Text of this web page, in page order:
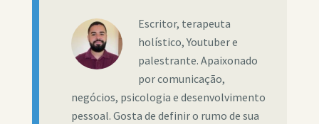
Escritor, terapeuta
holístico, Youtuber e
palestrante. Apaixonado
por comunicação,
negócios, psicologia e desenvolvimento
pessoal. Gosta de definir o rumo de sua